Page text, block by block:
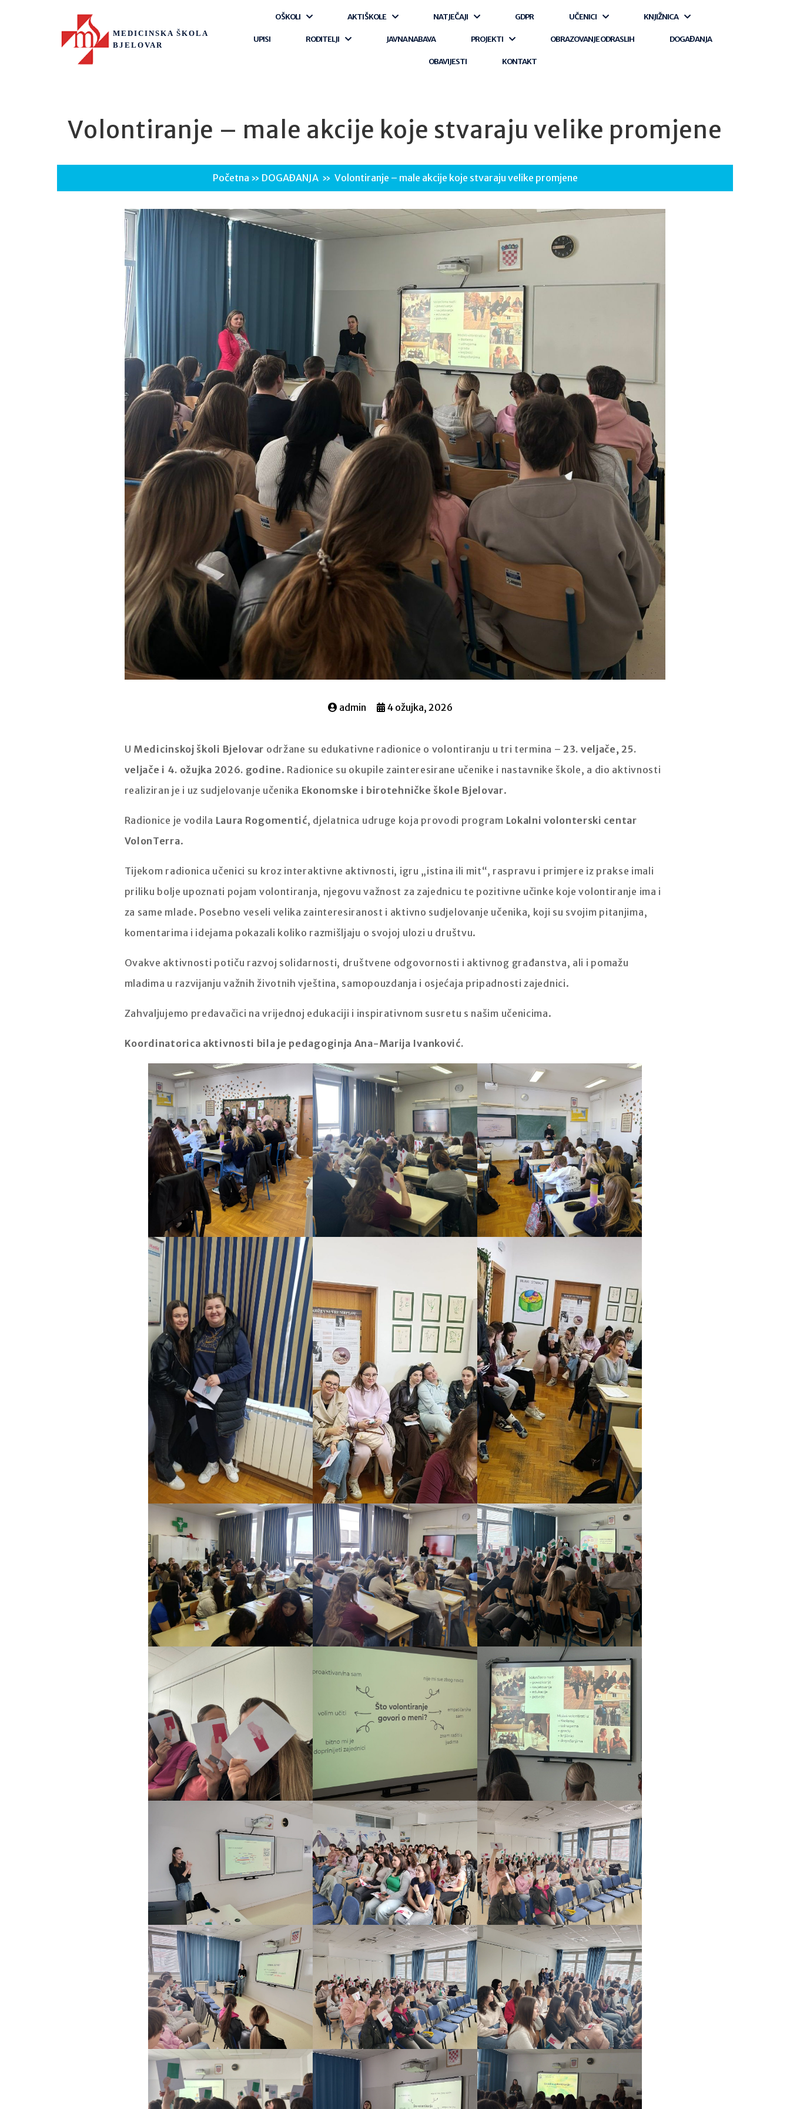
MEDICINSKA ŠKOLA
BJELOVAR
O ŠKOLI AKTI ŠKOLE NATJEČAJI GDPR UČENICI KNJIŽNICA
UPISI RODITELJI JAVNA NABAVA PROJEKTI OBRAZOVANJE ODRASLIH DOGAĐANJA
OBAVIJESTI KONTAKT
Volontiranje – male akcije koje stvaraju velike promjene
Početna » DOGAĐANJA » Volontiranje – male akcije koje stvaraju velike promjene
admin 4 ožujka, 2026
U Medicinskoj školi Bjelovar održane su edukativne radionice o volontiranju u tri termina – 23. veljače, 25.
veljače i 4. ožujka 2026. godine. Radionice su okupile zainteresirane učenike i nastavnike škole, a dio aktivnosti
realiziran je i uz sudjelovanje učenika Ekonomske i birotehničke škole Bjelovar.
Radionice je vodila Laura Rogomentić, djelatnica udruge koja provodi program Lokalni volonterski centar
VolonTerra.
Tijekom radionica učenici su kroz interaktivne aktivnosti, igru „istina ili mit“, raspravu i primjere iz prakse imali
priliku bolje upoznati pojam volontiranja, njegovu važnost za zajednicu te pozitivne učinke koje volontiranje ima i
za same mlade. Posebno veseli velika zainteresiranost i aktivno sudjelovanje učenika, koji su svojim pitanjima,
komentarima i idejama pokazali koliko razmišljaju o svojoj ulozi u društvu.
Ovakve aktivnosti potiču razvoj solidarnosti, društvene odgovornosti i aktivnog građanstva, ali i pomažu
mladima u razvijanju važnih životnih vještina, samopouzdanja i osjećaja pripadnosti zajednici.
Zahvaljujemo predavačici na vrijednoj edukaciji i inspirativnom susretu s našim učenicima.
Koordinatorica aktivnosti bila je pedagoginja Ana-Marija Ivanković.